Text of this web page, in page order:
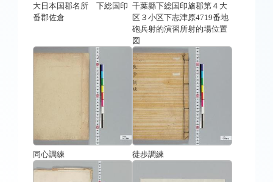
大日本国郡名所 下総国印
番郡佐倉
千葉縣下総国印旛郡第４大
区３小区下志津原4719番地
砲兵射的演習所射的場位置
図
同心調練 徒歩調練